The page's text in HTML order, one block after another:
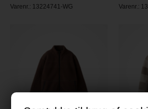
Varenr.: 13224741-WG Varenr.: